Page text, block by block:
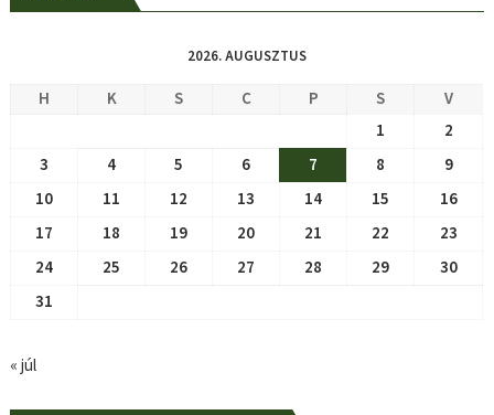
2026. AUGUSZTUS
H K S C P S
V
1
2
3
4 5 6 7 8
9
10
11 12 13 14 15
16
17
18 19 20 21 22
23
24
25 26 27 28 29
30
31
« júl